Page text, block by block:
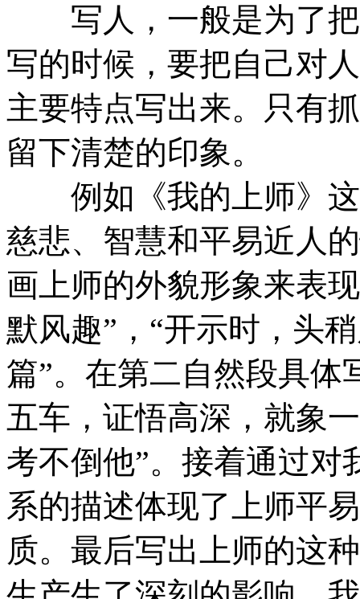
写人，一般是为了把
写的时候，要把自己对
主要特点写出来。只有
留下清楚的印象。
例如《我的上师》这
慈悲、智慧和平易近人
画上师的外貌形象来表
默风趣”，“开示时，头
篇”。在第二自然段具体
五车，证悟高深，就象
考不倒他”。接着通过对
系的描述体现了上师平
质。最后写出上师的这